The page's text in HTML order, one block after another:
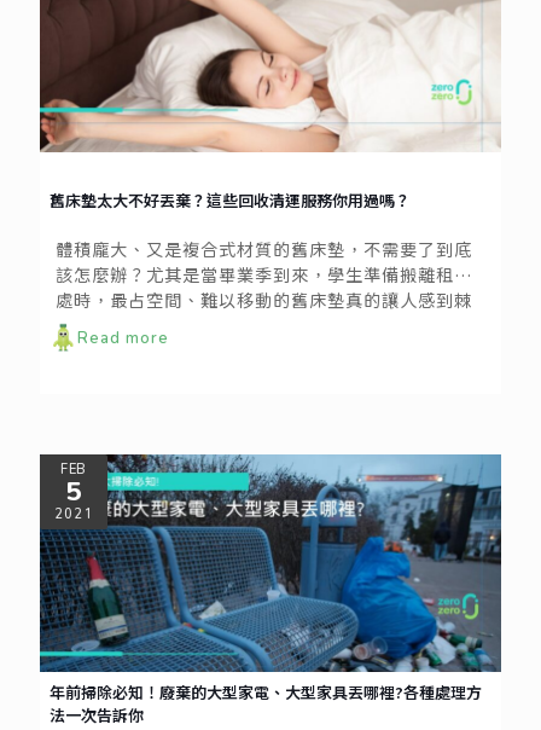
舊床墊太大不好丟棄？這些回收清運服務你用過嗎？
體積龐大、又是複合式材質的舊床墊，不需要了到底
該怎麼辦？尤其是當畢業季到來，學生準備搬離租屋
處時，最占空間、難以移動的舊床墊真的讓人感到棘
手呀！
Read more
FEB
5
2021
年前掃除必知！廢棄的大型家電、大型家具丟哪裡?各種處理方
法一次告訴你